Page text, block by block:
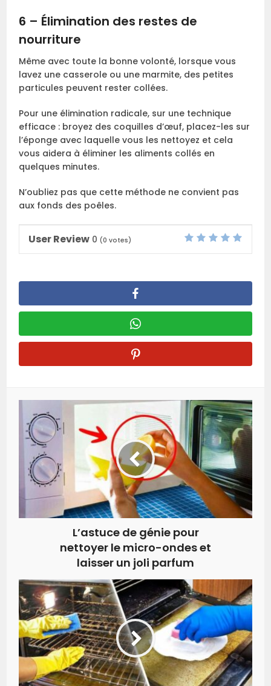
6 – Élimination des restes de
nourriture
Même avec toute la bonne volonté, lorsque vous
lavez une casserole ou une marmite, des petites
particules peuvent rester collées.
Pour une élimination radicale, sur une technique
efficace : broyez des coquilles d’œuf, placez-les sur
l’éponge avec laquelle vous les nettoyez et cela
vous aidera à éliminer les aliments collés en
quelques minutes.
N’oubliez pas que cette méthode ne convient pas
aux fonds des poêles.
User Review 0 (0 votes)
L’astuce de génie pour
nettoyer le micro-ondes et
laisser un joli parfum